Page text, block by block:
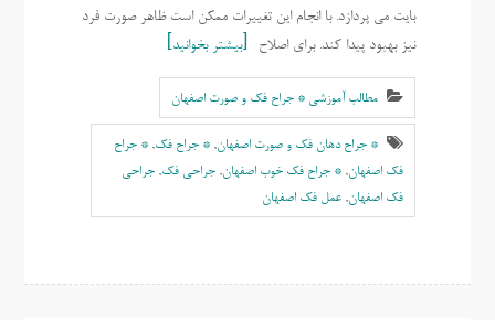
بایت می پردازد. با انجام این تغییرات ممکن است ظاهر صورت فرد
نیز بهبود پیدا کند. برای اصلاح
بیشتر بخوانید
مطالب آموزشی * جراح فک و صورت اصفهان
* جراح دهان فک و صورت اصفهان, * جراح فک, * جراح
فک اصفهان, * جراح فک خوب اصفهان, جراحی فک, جراحی
فک اصفهان, عمل فک اصفهان